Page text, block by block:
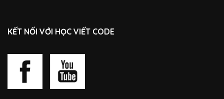
KẾT NỐI VỚI HỌC VIẾT CODE